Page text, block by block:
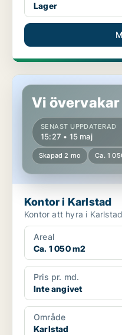
Lager
Kontor i Karlstad
Vi
SENAST UPPDATERAD
15:27 • 15 maj
Skapad 2 mo Ca. 1
Kontor i Karlstad
Kontor att hyra i Karlstad
Areal
Ca. 1 050 m2
Pris pr. md.
Inte angivet
Område
Karlstad